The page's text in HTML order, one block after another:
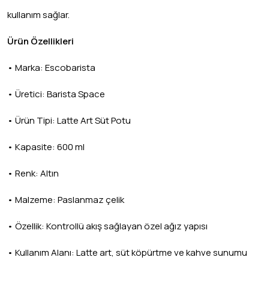
kullanım sağlar.
Ürün Özellikleri
• Marka: Escobarista
• Üretici: Barista Space
• Ürün Tipi: Latte Art Süt Potu
• Kapasite: 600 ml
• Renk: Altın
• Malzeme: Paslanmaz çelik
• Özellik: Kontrollü akış sağlayan özel ağız yapısı
• Kullanım Alanı: Latte art, süt köpürtme ve kahve sunumu